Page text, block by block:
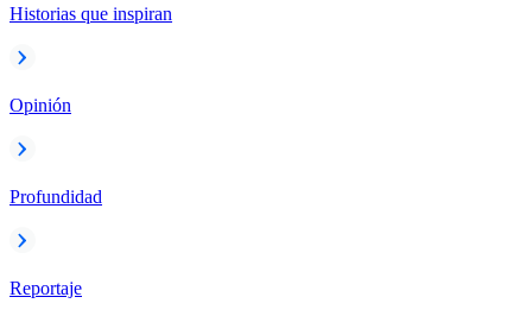
Historias que inspiran
Opinión
Profundidad
Reportaje